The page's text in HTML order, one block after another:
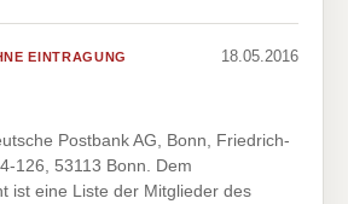
EINTRAGUNG 18.05.2016
Postbank AG, Bonn, Friedrich-
126, 53113 Bonn. Dem
ist eine Liste der Mitglieder des